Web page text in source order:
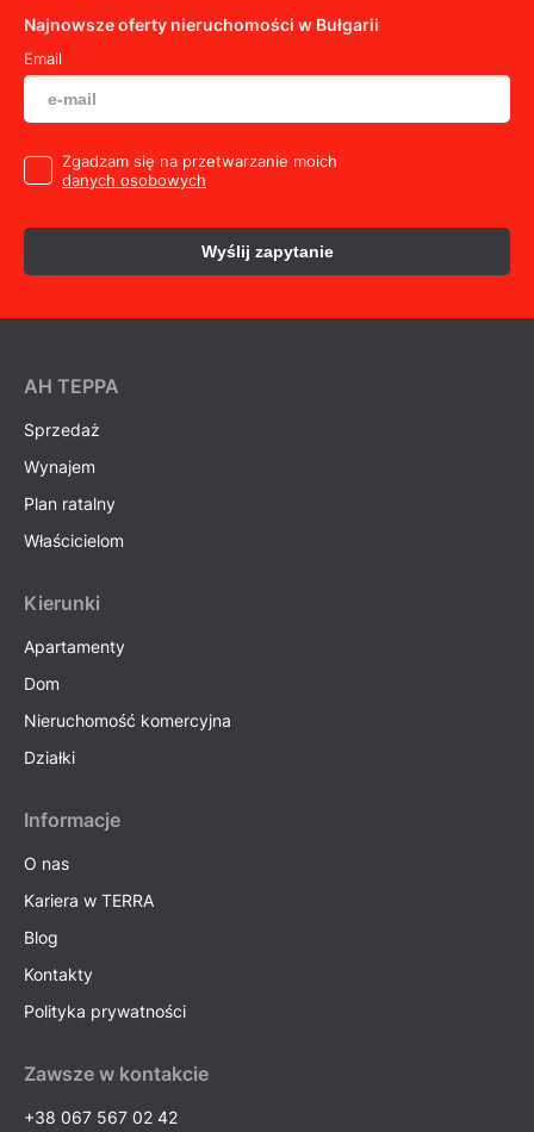
Najnowsze oferty nieruchomości w Bułgarii
Email
Zgadzam się na przetwarzanie moich
danych osobowych
Wyślij zapytanie
AH ТEPPA
Sprzedaż
Wynajem
Plan ratalny
Właścicielom
Kierunki
Apartamenty
Dom
Nieruchomość komercyjna
Działki
Informacje
O nas
Kariera w TERRA
Blog
Kontakty
Polityka prywatności
Zawsze w kontakcie
+38 067 567 02 42